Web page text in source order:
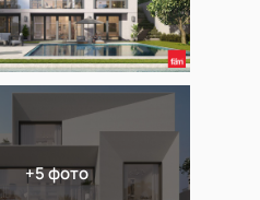
+5 фото